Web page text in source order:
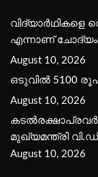
വിദ്യാര്‍ഥികളെ
എന്നാണ്
August 10, 2026
ഒടുവിൽ 5100
August 10, 2026
മുഖ്യമന്ത്രി
August 10, 2026